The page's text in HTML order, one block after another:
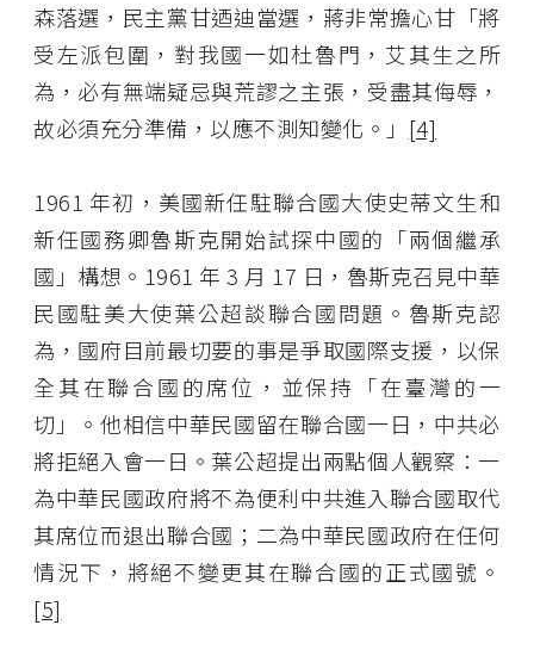
森落選，民主黨甘迺迪當選，蔣非常擔心甘「將
受左派包圍，對我國一如杜魯門，艾其生之所
為，必有無端疑忌與荒謬之主張，受盡其侮辱，
故必須充分準備，以應不測知變化。」 [4]
1961 年初，美國新任駐聯合國大使史蒂文生和
新任國務卿魯斯克開始試探中國的「兩個繼承
國」構想。1961 年 3 月 17 日，魯斯克召見中華
民國駐美大使葉公超談聯合國問題。魯斯克認
為，國府目前最切要的事是爭取國際支援，以保
全其在聯合國的席位，並保持「在臺灣的一
切」。他相信中華民國留在聯合國一日，中共必
將拒絕入會一日。葉公超提出兩點個人觀察：一
為中華民國政府將不為便利中共進入聯合國取代
其席位而退出聯合國；二為中華民國政府在任何
情況下，將絕不變更其在聯合國的正式國號。
[5]